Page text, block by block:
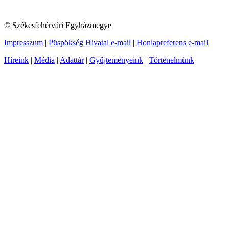
© Székesfehérvári Egyházmegye
Impresszum | Püspökség Hivatal e-mail | Honlapreferens e-mail
Híreink | Média | Adattár| Gyűjteményeink | Történelmünk